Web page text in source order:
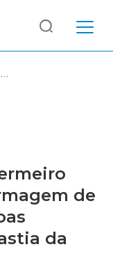
ESEL - Escola Superior de Enfermagem de Lisboa
de
da